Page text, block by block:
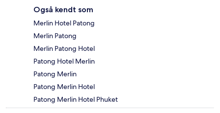
Også kendt som
Merlin Hotel Patong
Merlin Patong
Merlin Patong Hotel
Patong Hotel Merlin
Patong Merlin
Patong Merlin Hotel
Patong Merlin Hotel Phuket